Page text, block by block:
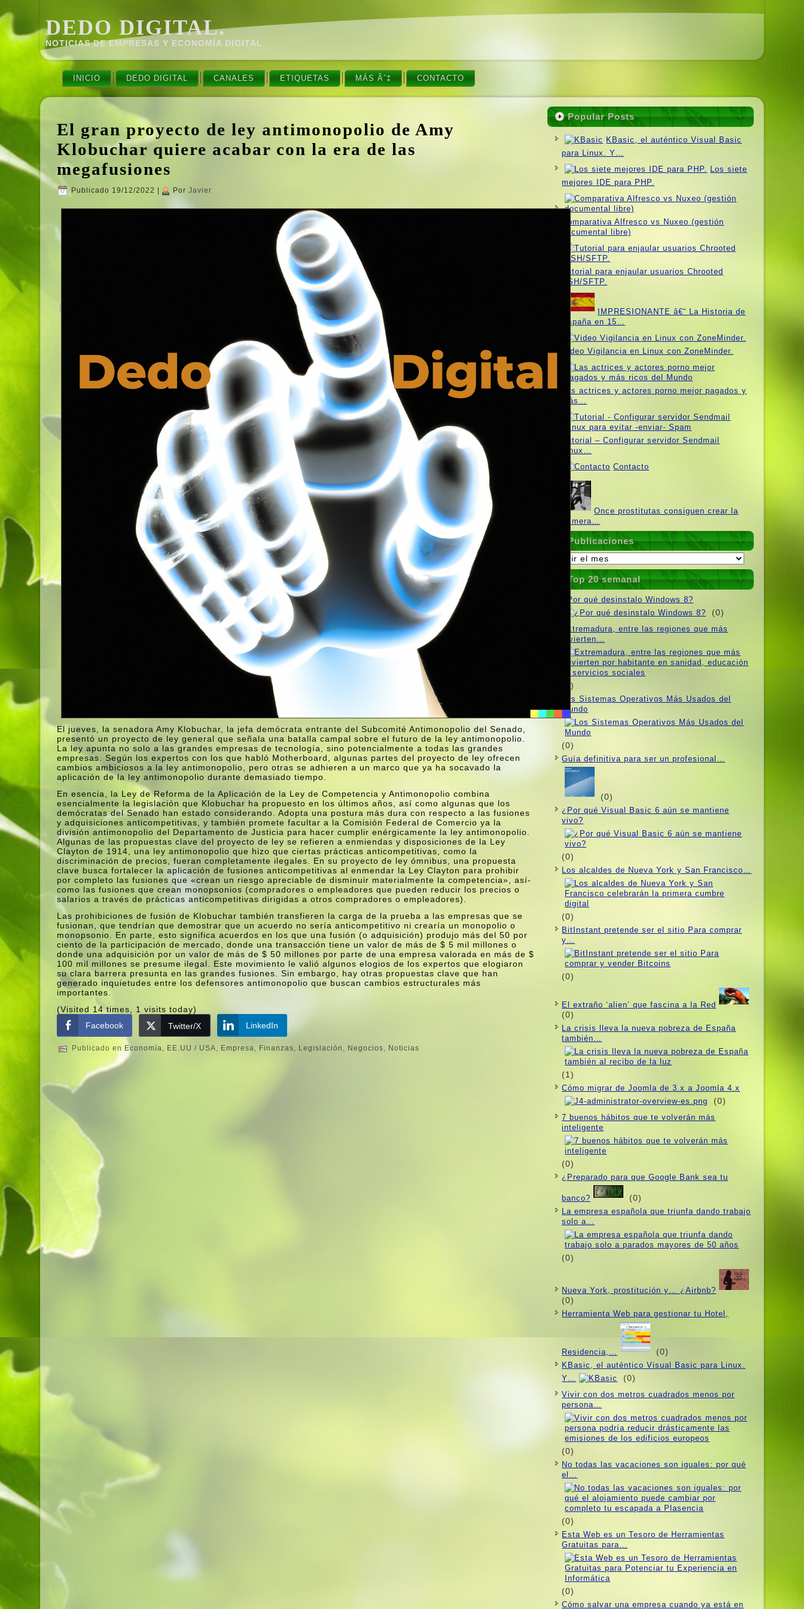
DEDO DIGITAL.
NOTICIAS DE EMPRESAS Y ECONOMÍ­A DIGITAL
INICIO DEDO DIGITAL CANALES ETIQUETAS MÁS Âˆ‡ CONTACTO
El gran proyecto de ley antimonopolio de Amy
Klobuchar quiere acabar con la era de las
megafusiones
Publicado 19/12/2022 Por Javier
El jueves, la senadora Amy Klobuchar, la jefa demócrata entrante del Subcomité Antimonopolio del Senado,
presentó un proyecto de ley general que señala una batalla campal sobre el futuro de la ley antimonopolio.
La ley apunta no solo a las grandes empresas de tecnologí­a, sino potencialmente a todas las grandes
empresas. Según los expertos con los que habló Motherboard, algunas partes del proyecto de ley ofrecen
cambios ambiciosos a la ley antimonopolio, pero otras se adhieren a un marco que ya ha socavado la
aplicación de la ley antimonopolio durante demasiado tiempo.
En esencia, la Ley de Reforma de la Aplicación de la Ley de Competencia y Antimonopolio combina
esencialmente la legislación que Klobuchar ha propuesto en los últimos años, así­ como algunas que los
demócratas del Senado han estado considerando. Adopta una postura más dura con respecto a las fusiones
y adquisiciones anticompetitivas, y también promete facultar a la Comisión Federal de Comercio ya la
división antimonopolio del Departamento de Justicia para hacer cumplir enérgicamente la ley antimonopolio.
Algunas de las propuestas clave del proyecto de ley se refieren a enmiendas y disposiciones de la Ley
Clayton de 1914, una ley antimonopolio que hizo que ciertas prácticas anticompetitivas, como la
discriminación de precios, fueran completamente ilegales. En su proyecto de ley ómnibus, una propuesta
clave busca fortalecer la aplicación de fusiones anticompetitivas al enmendar la Ley Clayton para prohibir
por completo las fusiones que «crean un riesgo apreciable de disminuir materialmente la competencia», así­
como las fusiones que crean monopsonios (compradores o empleadores que pueden reducir los precios o
salarios a través de prácticas anticompetitivas dirigidas a otros compradores o empleadores).
Las prohibiciones de fusión de Klobuchar también transfieren la carga de la prueba a las empresas que se
fusionan, que tendrí­an que demostrar que un acuerdo no serí­a anticompetitivo ni crearí­a un monopolio o
monopsonio. En parte, esto significa acuerdos en los que una fusión (o adquisición) produjo más del 50 por
ciento de la participación de mercado, donde una transacción tiene un valor de más de $ 5 mil millones o
donde una adquisición por un valor de más de $ 50 millones por parte de una empresa valorada en más de $
100 mil millones se presume ilegal. Este movimiento le valió algunos elogios de los expertos que elogiaron
su clara barrera presunta en las grandes fusiones. Sin embargo, hay otras propuestas clave que han
generado inquietudes entre los defensores antimonopolio que buscan cambios estructurales más
importantes.
(Visited 14 times, 1 visits today)
Facebook
Twitter/X LinkedIn
Publicado en Economí­a, EE.UU / USA, Empresa, Finanzas, Legislación , Negocios, Noticias
Popular Posts
KBasic, el auténtico Visual Basic
para Linux. Y…
Los siete
mejores IDE para PHP.
Comparativa Alfresco vs Nuxeo (gestión
documental libre)
Tutorial para enjaular usuarios Chrooted
SSH/SFTP.
IMPRESIONANTE â€“ La Historia de
España en 15…
Video Vigilancia en Linux con ZoneMinder.
Las actrices y actores porno mejor pagados y
más…
Tutorial – Configurar servidor Sendmail
Linux…
Contacto
Once prostitutas consiguen crear la
primera…
Publicaciones
Publicaciones
Top 20 semanal
¿Por qué desinstalo Windows 8?
(0)
Extremadura, entre las regiones que más
invierten…
(0)
Los Sistemas Operativos Más Usados ​​del
Mundo
(0)
Guí­a definitiva para ser un profesional…
(0)
¿Por qué Visual Basic 6 aún se mantiene
vivo?
(0)
Los alcaldes de Nueva York y San Francisco…
(0)
BitInstant pretende ser el sitio Para comprar
y…
(0)
El extraño ‘alien’ que fascina a la Red
(0)
La crisis lleva la nueva pobreza de España
también…
(1)
Cómo migrar de Joomla de 3.x a Joomla 4.x
(0)
7 buenos hábitos que te volverán más
inteligente
(0)
¿Preparado para que Google Bank sea tu
banco? (0)
La empresa española que triunfa dando trabajo
solo a…
(0)
Nueva York, prostitución y… ¿Airbnb?
(0)
Herramienta Web para gestionar tu Hotel,
Residencia,… (0)
KBasic, el auténtico Visual Basic para Linux.
Y…
(0)
Vivir con dos metros cuadrados menos por
persona…
(0)
No todas las vacaciones son iguales: por qué
el…
(0)
Esta Web es un Tesoro de Herramientas
Gratuitas para…
(0)
Cómo salvar una empresa cuando ya está en